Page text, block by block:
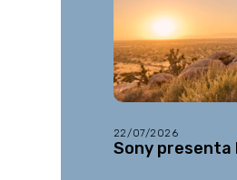
22/07/2026
Sony presenta